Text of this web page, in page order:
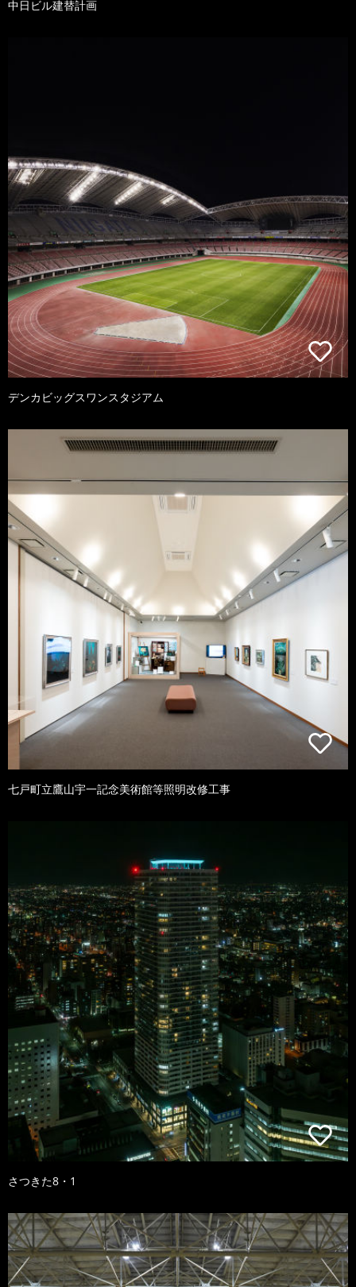
中日ビル建替計画
デンカビッグスワンスタジアム
七戸町立鷹山宇一記念美術館等照明改修工事
さつきた8・1